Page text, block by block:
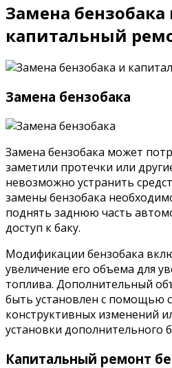
Замена бензобака
капитальный
Замена бензобака
Замена бензобака может
заметили протечки или
невозможно устранить
замены бензобака
поднять заднюю часть
доступ к баку.
Модификации бензобака
увеличение его объема для
топлива. Дополнительный
быть установлен с помощью
конструктивных изменений
установки дополнительного
Капитальный ремонт